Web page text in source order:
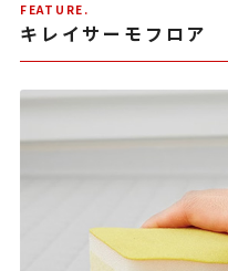
FEATURE.
キレイサーモフロア